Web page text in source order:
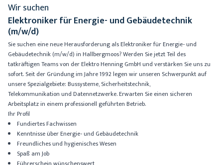
Wir suchen
Elektroniker für Energie- und Gebäudetechnik
(m/w/d)
Sie suchen eine neue Herausforderung als Elektroniker für Energie- und
Gebäudetechnik (m/w/d) in Hallbergmoos? Werden Sie jetzt Teil des
tatkräftigen Teams von der Elektro Henning GmbH und verstärken Sie uns zu
sofort. Seit der Gründung im Jahre 1992 legen wir unseren Schwerpunkt auf
unsere Spezialgebiete: Bussysteme, Sicherheitstechnik,
Telekommunikation und Datennetzwerke. Erwarten Sie einen sicheren
Arbeitsplatz in einem professionell geführten Betrieb.
Ihr Profil
Fundiertes Fachwissen
Kenntnisse über Energie- und Gebäudetechnik
Freundliches und hygienisches Wesen
Spaß am Job